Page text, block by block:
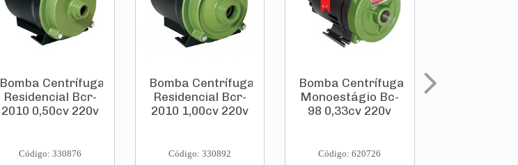
Bomba Centrífuga
Residencial Bcr-
2010 0,50cv 220v
Código: 330876
Bomba Centrífuga
Residencial Bcr-
2010 1,00cv 220v
Código: 330892
Bomba Centrífuga
Monoestágio Bc-
98 0,33cv 220v
Código: 620726